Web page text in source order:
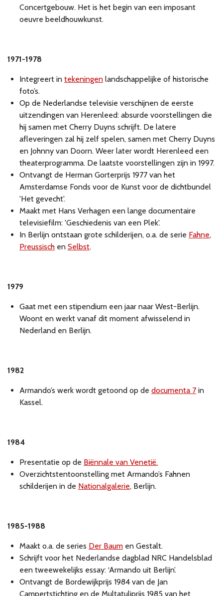
Concertgebouw. Het is het begin van een imposant
oeuvre beeldhouwkunst.
1971-1978
Integreert in tekeningen landschappelijke of historische
foto’s.
Op de Nederlandse televisie verschijnen de eerste
uitzendingen van Herenleed: absurde voorstellingen die
hij samen met Cherry Duyns schrijft. De latere
afleveringen zal hij zelf spelen, samen met Cherry Duyns
en Johnny van Doorn. Weer later wordt Herenleed een
theaterprogramma. De laatste voorstellingen zijn in 1997.
Ontvangt de Herman Gorterprijs 1977 van het
Amsterdamse Fonds voor de Kunst voor de dichtbundel
'Het gevecht'.
Maakt met Hans Verhagen een lange documentaire
televisiefilm: 'Geschiedenis van een Plek'.
In Berlijn ontstaan grote schilderijen, o.a. de serie Fahne,
Preussisch en Selbst.
1979
Gaat met een stipendium een jaar naar West-Berlijn.
Woont en werkt vanaf dit moment afwisselend in
Nederland en Berlijn.
1982
Armando’s werk wordt getoond op de documenta 7 in
Kassel.
1984
Presentatie op de Biënnale van Venetië.
Overzichtstentoonstelling met Armando’s Fahnen
schilderijen in de Nationalgalerie, Berlijn.
1985-1988
Maakt o.a. de series Der Baum en Gestalt.
Schrijft voor het Nederlandse dagblad NRC Handelsblad
een tweewekelijks essay: ‘Armando uit Berlijn’.
Ontvangt de Bordewijkprijs 1984 van de Jan
Campertstichting en de Multatuliprijs 1985 van het